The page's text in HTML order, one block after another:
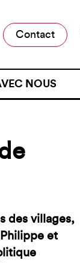
NOUS
INFORMÉ·E
Contact
des villages,
et